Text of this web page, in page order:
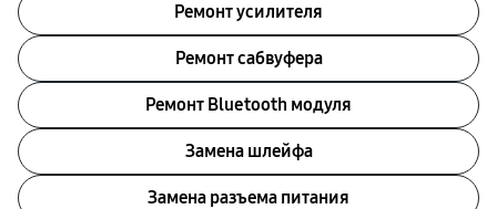
Ремонт усилителя
Ремонт сабвуфера
Ремонт Bluetooth модуля
Замена шлейфа
Замена разъема питания